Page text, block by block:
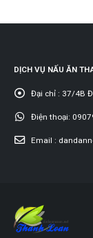
DỊCH VỤ NẤU ĂN
Đại chỉ : 37/4B
Điện thoại:
Email :